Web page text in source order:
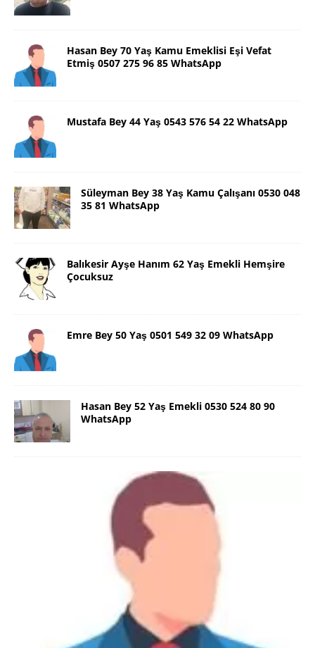
Hasan Bey 70 Yaş Kamu Emeklisi Eşi Vefat
Etmiş 0507 275 96 85 WhatsApp
Mustafa Bey 44 Yaş 0543 576 54 22 WhatsApp
Süleyman Bey 38 Yaş Kamu Çalışanı 0530 048
35 81 WhatsApp
Balıkesir Ayşe Hanım 62 Yaş Emekli Hemşire
Çocuksuz
Emre Bey 50 Yaş 0501 549 32 09 WhatsApp
Hasan Bey 52 Yaş Emekli 0530 524 80 90
WhatsApp
Danimarka Mustafa Bey 45 Yaş +45
42 48 17 28 WhatsApp
Lütfen Danimarka dışı aramasın. Selam ben
Danimarka’dan Mustafa 45 yaşında, 1.88 boyunda,
98 kiloda, Kumral, ayrılmış bir beyim. Alkol yok.
Sigara var. Maddi sıkıntım yok.